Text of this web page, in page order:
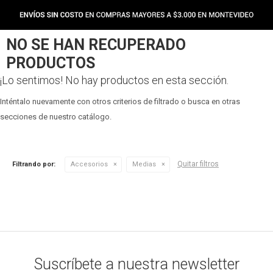
NO SE HAN RECUPERADO
PRODUCTOS
¡Lo sentimos! No hay productos en esta sección.
Inténtalo nuevamente con otros criterios de filtrado o busca en otras
secciones de nuestro catálogo.
Filtrando por: Accesorios Medias Quitar filtros
Suscríbete a nuestra newsletter